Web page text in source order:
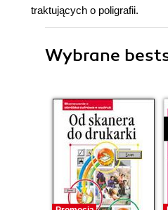
traktujących o poligrafii.
Wybrane